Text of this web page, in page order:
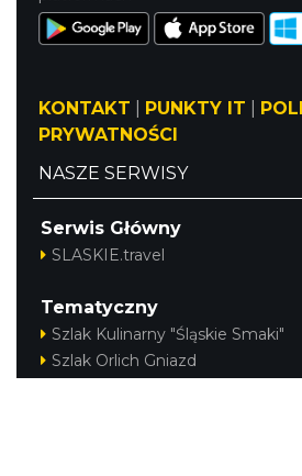
KONTAKT PUNKTY IT
PRYWATNOŚCI
NASZE SERWISY
Serwis Główny
SLASKIE.travel
Tematyczny
Szlak Kulinarny "Śląskie Smaki"
Szlak Orlich Gniazd